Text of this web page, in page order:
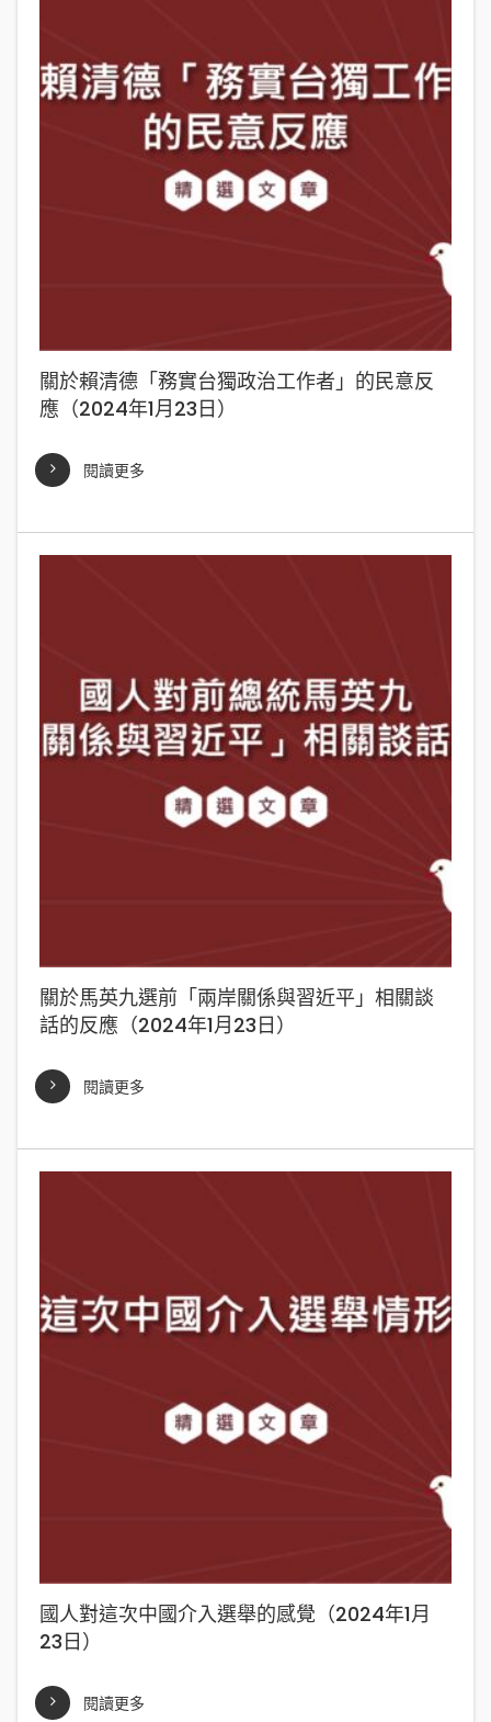
關於賴清德「務實台獨政治工作者」的民意反
應（2024年1月23日）
閱讀更多
關於馬英九選前「兩岸關係與習近平」相關談
話的反應（2024年1月23日）
閱讀更多
國人對這次中國介入選舉的感覺（2024年1月
23日）
閱讀更多